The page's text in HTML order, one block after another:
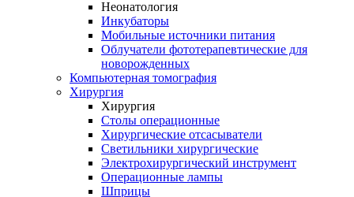
Неонатология
Инкубаторы
Мобильные источники питания
Облучатели фототерапевтические для
новорожденных
Компьютерная томография
Хирургия
Хирургия
Столы операционные
Хирургические отсасыватели
Светильники хирургические
Электрохирургический инструмент
Операционные лампы
Шприцы